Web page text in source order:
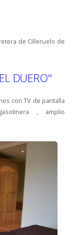
de Cilleruelo de
DUERO"
con TV de pantalla
, amplio